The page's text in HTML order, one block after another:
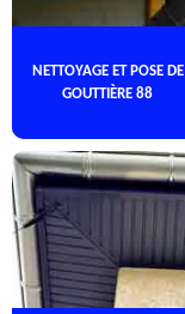
NETTOYAGE ET POSE DE
GOUTTIÈRE 88